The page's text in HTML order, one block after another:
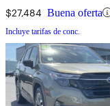
$27,484 Buena oferta
Incluye tarifas de conc.